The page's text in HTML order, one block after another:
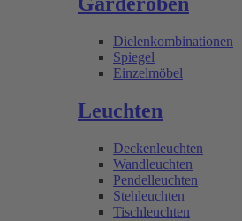
Dielenkombinationen
Spiegel
Einzelmöbel
Leuchten
Deckenleuchten
Wandleuchten
Pendelleuchten
Stehleuchten
Tischleuchten